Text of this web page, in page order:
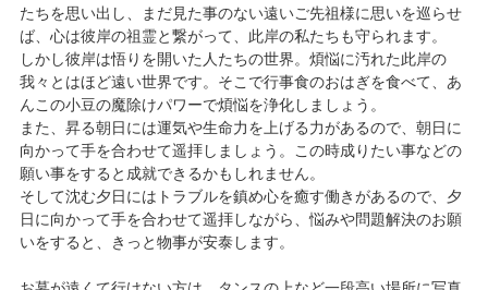
たちを思い出し、まだ見た事のない遠いご先祖様に思いを巡らせ
ば、心は彼岸の祖霊と繋がって、此岸の私たちも守られます。
しかし彼岸は悟りを開いた人たちの世界。煩悩に汚れた此岸の
我々とはほど遠い世界です。そこで行事食のおはぎを食べて、あ
んこの小豆の魔除けパワーで煩悩を浄化しましょう。
また、昇る朝日には運気や生命力を上げる力があるので、朝日に
向かって手を合わせて遥拝しましょう。この時成りたい事などの
願い事をすると成就できるかもしれません。
そして沈む夕日にはトラブルを鎮め心を癒す働きがあるので、夕
日に向かって手を合わせて遥拝しながら、悩みや問題解決のお願
いをすると、きっと物事が安泰します。